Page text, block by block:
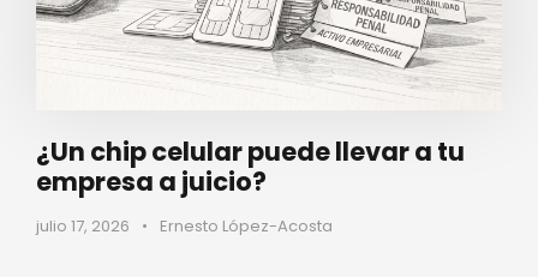
¿Un chip celular puede llevar a tu
empresa a juicio?
julio 17, 2026 • Ernesto López-Acosta